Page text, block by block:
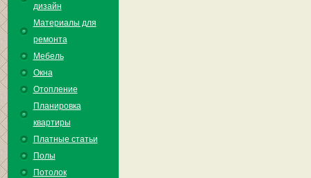
дизайн
Материалы для
ремонта
Мебель
Окна
Отопление
Планировка
квартиры
Платные статьи
Полы
Потолок